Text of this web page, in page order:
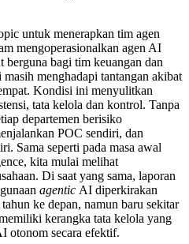
untuk menerapkan tim agen
mengoperasionalkan agen AI
berguna bagi tim keuangan dan
menghadapi tantangan akibat
Kondisi ini menyulitkan
tata kelola dan kontrol. Tanpa
departemen berisiko
POC sendiri, dan
Sama seperti pada masa awal
kita mulai melihat
Di saat yang sama, laporan
agentic AI diperkirakan
ke depan, namun baru sekitar
kerangka tata kelola yang
otonom secara efektif.